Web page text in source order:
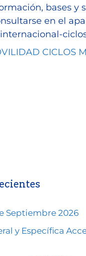
bases y
en el
CICLOS
Septiembre 2026
y Específica